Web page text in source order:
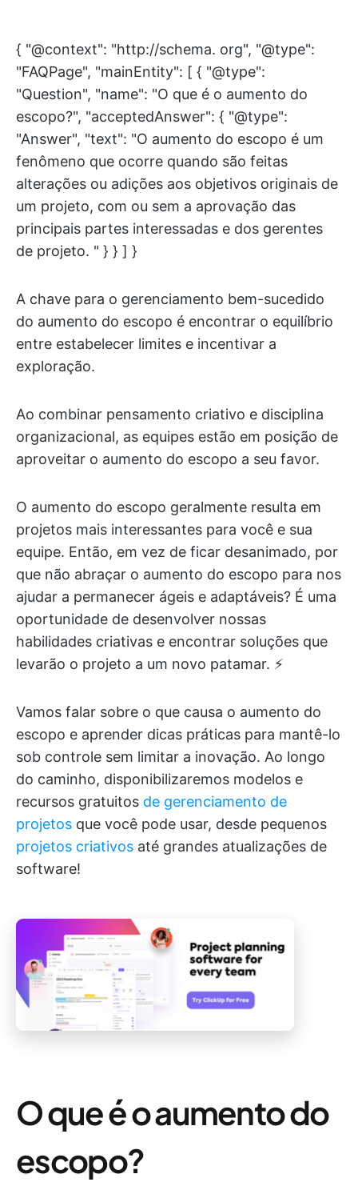
{ "@context": "http://schema. org", "@type":
"FAQPage", "mainEntity": [ { "@type":
"Question", "name": "O que é o aumento do
escopo?", "acceptedAnswer": { "@type":
"Answer", "text": "O aumento do escopo é um
fenômeno que ocorre quando são feitas
alterações ou adições aos objetivos originais de
um projeto, com ou sem a aprovação das
principais partes interessadas e dos gerentes
de projeto. " } } ] }
A chave para o gerenciamento bem-sucedido
do aumento do escopo é encontrar o equilíbrio
entre estabelecer limites e incentivar a
exploração.
Ao combinar pensamento criativo e disciplina
organizacional, as equipes estão em posição de
aproveitar o aumento do escopo a seu favor.
O aumento do escopo geralmente resulta em
projetos mais interessantes para você e sua
equipe. Então, em vez de ficar desanimado, por
que não abraçar o aumento do escopo para nos
ajudar a permanecer ágeis e adaptáveis? É uma
oportunidade de desenvolver nossas
habilidades criativas e encontrar soluções que
levarão o projeto a um novo patamar. ⚡️
Vamos falar sobre o que causa o aumento do
escopo e aprender dicas práticas para mantê-lo
sob controle sem limitar a inovação. Ao longo
do caminho, disponibilizaremos modelos e
recursos gratuitos de gerenciamento de
projetos que você pode usar, desde pequenos
projetos criativos até grandes atualizações de
software!
O que é o aumento do
escopo?